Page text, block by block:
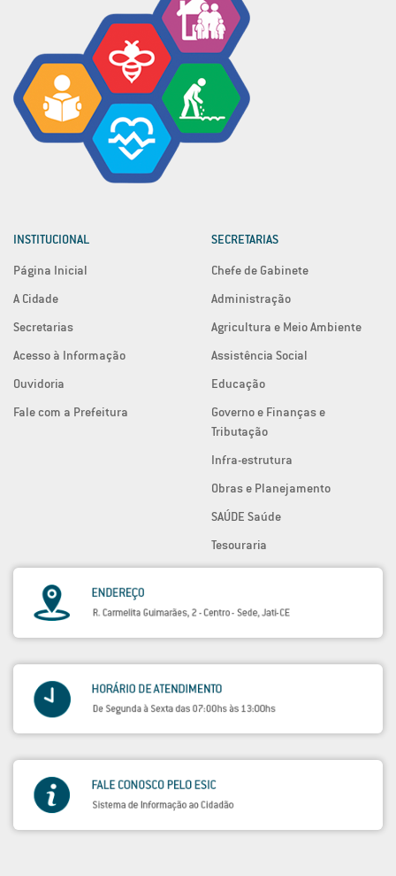
INSTITUCIONAL
Página Inicial
A Cidade
Secretarias
Acesso à Informação
Ouvidoria
Fale com a Prefeitura
SECRETARIAS
Chefe de Gabinete
Administração
Agricultura e Meio Ambiente
Assistência Social
Educação
Governo e Finanças e
Tributação
Infra-estrutura
Obras e Planejamento
SAÚDE Saúde
Tesouraria